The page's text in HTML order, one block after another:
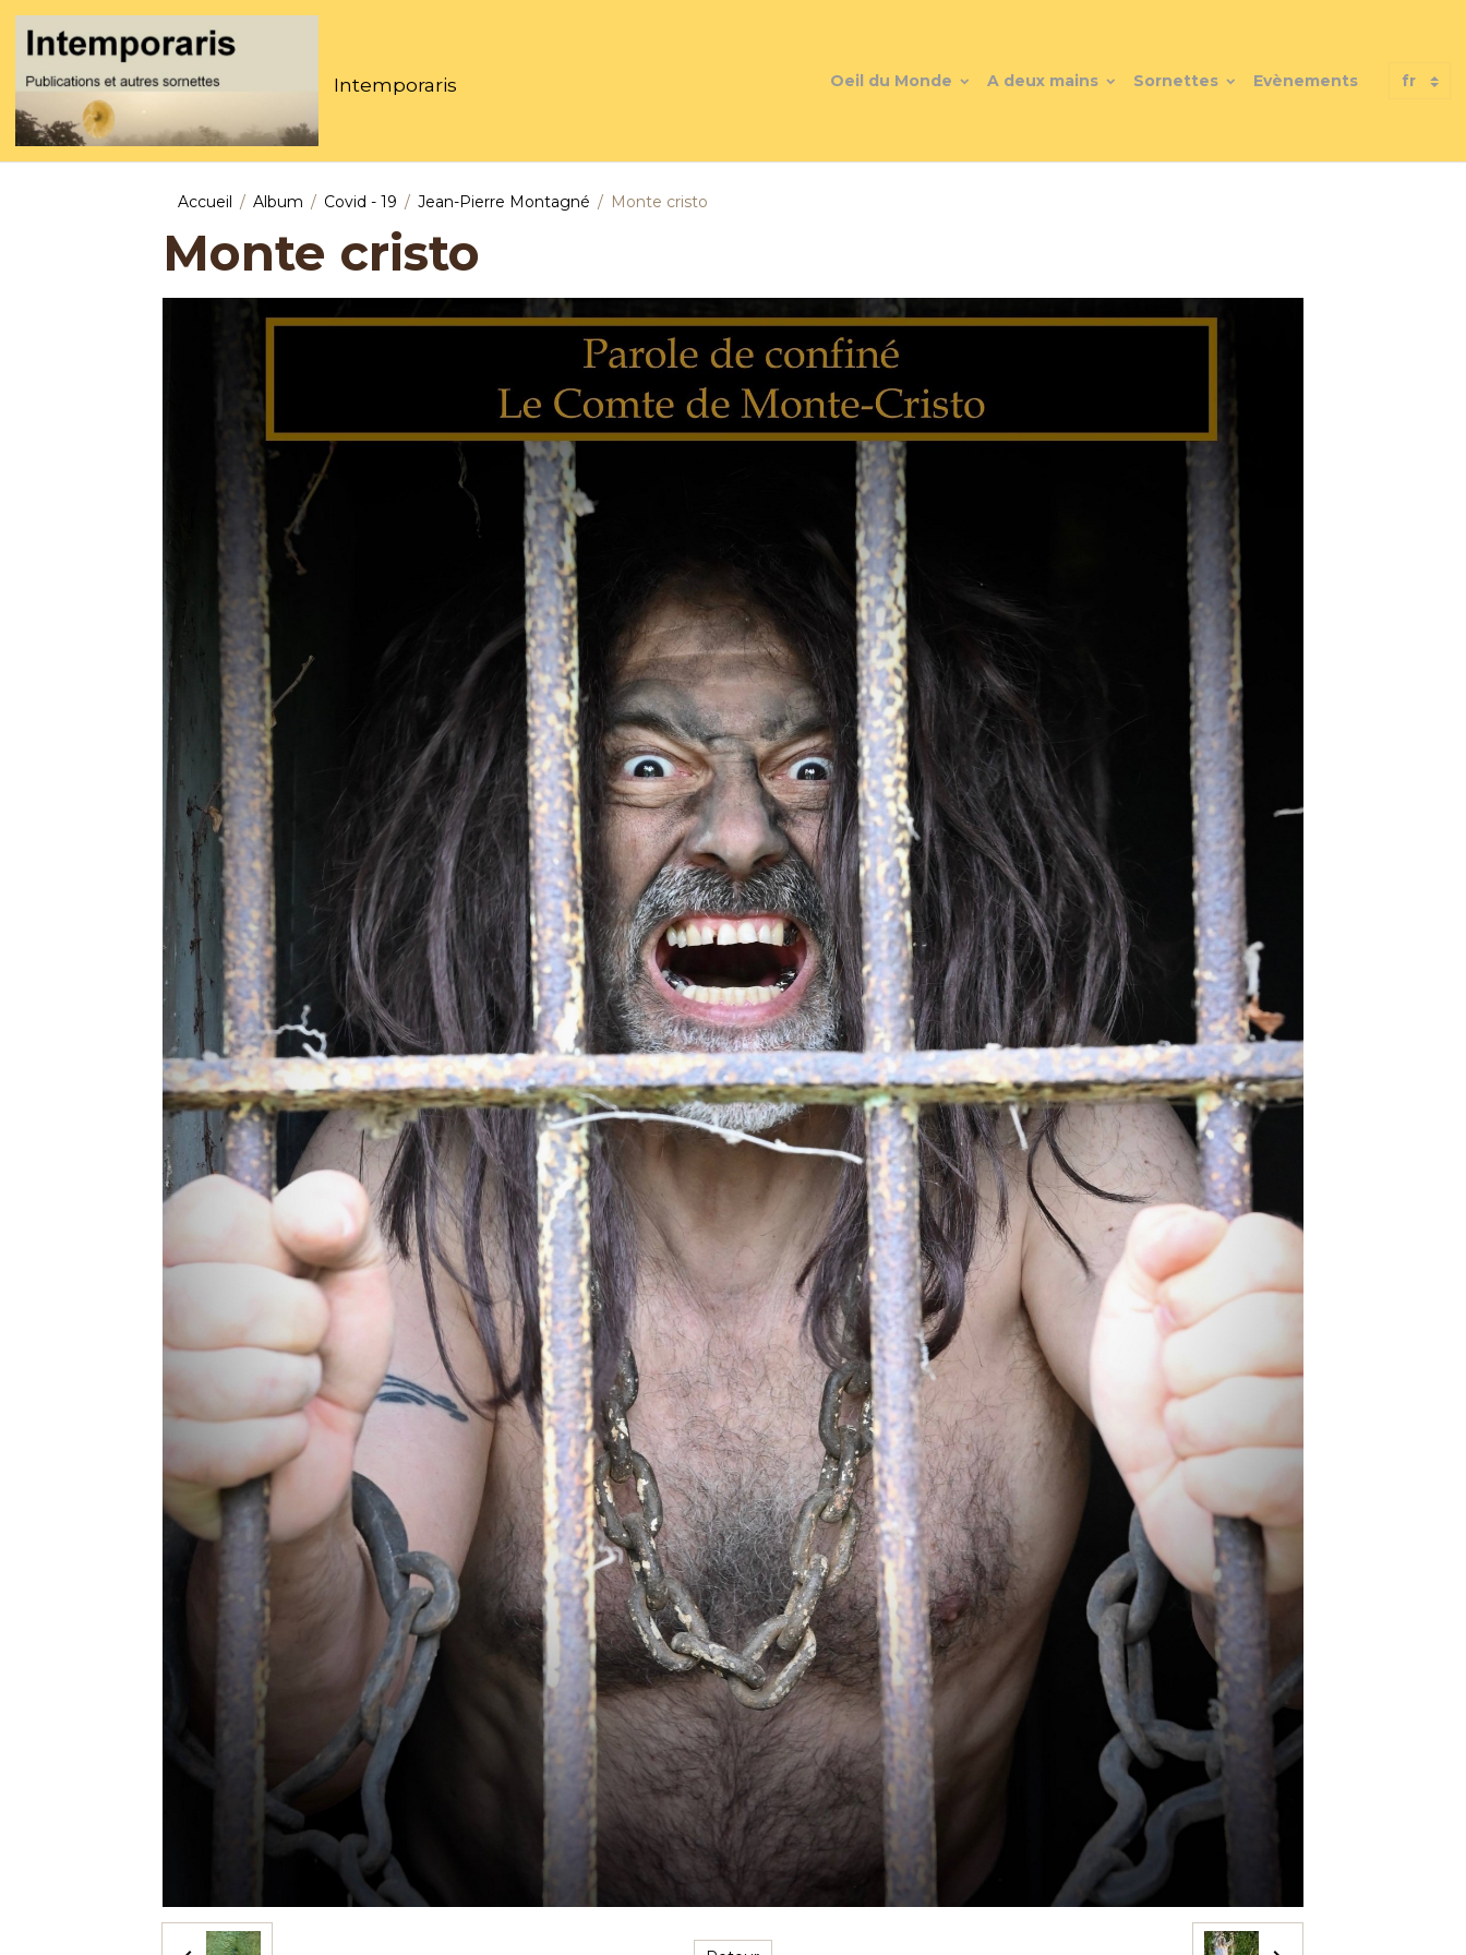
Intemporaris Oeil du Monde A deux mains Sornettes Evènements
Accueil Album Covid - 19 Jean-Pierre Montagné Monte cristo
Monte cristo